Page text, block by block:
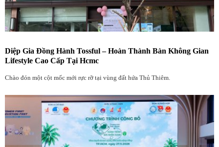
Diệp Gia Đồng Hành Tossful – Hoàn Thành Bàn Không Gian
Lifestyle Cao Cấp Tại Hcmc
Chào đón một cột mốc mới rực rỡ tại vùng đất hứa Thủ Thiêm.